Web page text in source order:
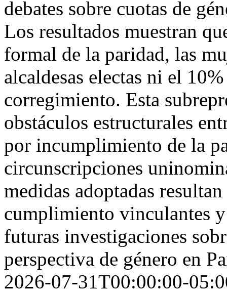
debates sobre cuotas de
Los resultados muestran
formal de la paridad, las
alcaldesas electas ni el
corregimiento. Esta
obstáculos estructurales
por incumplimiento de la
circunscripciones
medidas adoptadas
cumplimiento vinculantes
futuras investigaciones
perspectiva de género en
2026-07-31T00:00:00-